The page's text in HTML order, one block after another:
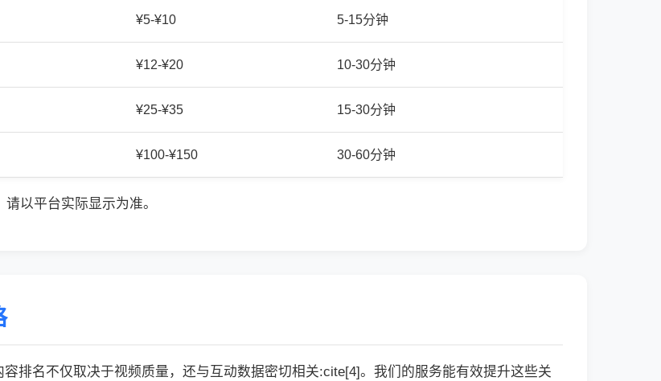
¥5-¥10 5-15分钟
¥12-¥20 10-30分钟
¥25-¥35 15-30分钟
¥100-¥150 30-60分钟
以平台实际显示为准。
排名不仅取决于视频质量，还与互动数据密切相关:cite[4]。我们的服务能有效提升这些关